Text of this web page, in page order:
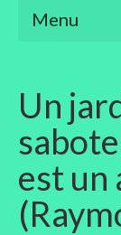
Menu
Art
Un
est un